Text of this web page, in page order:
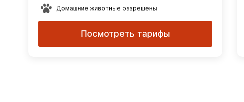
Домашние животные разрешены
Посмотреть тарифы